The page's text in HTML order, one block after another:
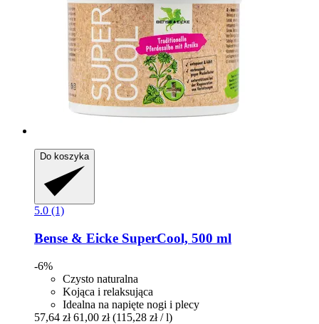
Do koszyka
5.0 (1)
Bense & Eicke SuperCool, 500 ml
-6%
Czysto naturalna
Kojąca i relaksująca
Idealna na napięte nogi i plecy
57,64 zł 61,00 zł (115,28 zł / l)